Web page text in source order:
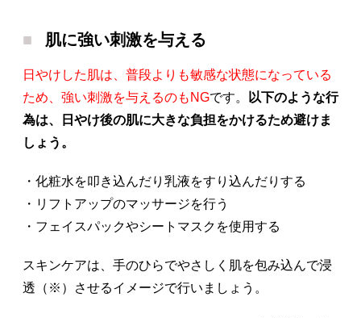
肌に強い刺激を与える
日やけした肌は、普段よりも敏感な状態になっている
ため、強い刺激を与えるのもNGです。
以下のような行
為は、日やけ後の肌に大きな負担をかけるため避けま
しょう。
・化粧水を叩き込んだり乳液をすり込んだりする
・リフトアップのマッサージを行う
・フェイスパックやシートマスクを使用する
スキンケアは、手のひらでやさしく肌を包み込んで浸
透（※）させるイメージで行いましょう。